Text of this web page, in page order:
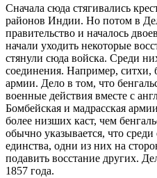
Сначала сюда стягивались
районов Индии. Но потом в
правительство и началось
начали уходить некоторые
стянули сюда войска. Среди
соединения. Например, ситхи,
армии. Дело в том, что
военные действия вместе с
Бомбейская и мадрасская
более низших каст, чем
обычно указывается, что
единства, одни из них на
подавить восстание других.
1857 года.